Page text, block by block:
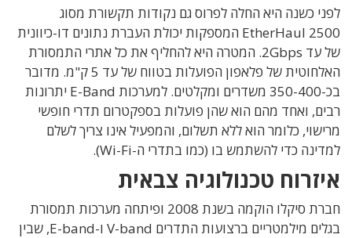
לפני כשנה היא החלה לפרוס גם נקודות תקשורת מסוג
EtherHaul 2500 המספקות יכולת העברת נתונים דו-כיוונית
של עד 2Gbps. המטרה היא להחליף את כל אתרי התמסורת
האלחוטית של פלאפון הפועלות בטווח של עד 5 ק"מ. מדובר
בכ-350-400 משדרים ומקלטים. למערכות E-Band יתרונות
רבים, ואחד מהם הוא שהן פועלות בספקטרום תדרי חופשי
מרישוי, כלומר הוא ללא תשלום, והמפעיל אינו צריך לשלם
למדינה כדי להשתמש בו (כמו בתדרי ה-Wi-Fi).
איזרוח טכנולוגיה צבאית
חברת סיקלו הוקמה בשנת 2008 ופיתחה מערכות תמסורת
בגלים מילמטריים ברצועות התדרים V-band ו-E-band, שבין